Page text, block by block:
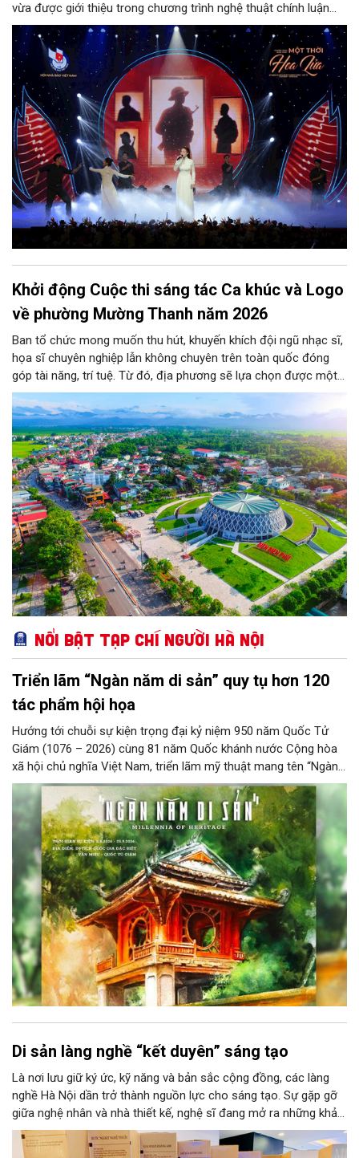
vừa được giới thiệu trong chương trình nghệ thuật chính luận
“Một thời hoa lửa” do Hội Nhà báo Việt Nam phối hợp với các
đơn vị tổ chức tại Hà Nội tối 22/7. Qua chất giọng giàu nội lực
và cảm xúc của Quán quân Sao Mai 2017 Thu Thủy cùng tiếng
cello của nghệ sĩ Thiên Nga, tiếng guitar của nghệ sĩ Thanh
Tùng, ca khúc đã góp phần lan tỏa thông điệp tri ân sâu sắc.
Khởi động Cuộc thi sáng tác Ca khúc và Logo
về phường Mường Thanh năm 2026
Ban tổ chức mong muốn thu hút, khuyến khích đội ngũ nhạc sĩ,
họa sĩ chuyên nghiệp lẫn không chuyên trên toàn quốc đóng
góp tài năng, trí tuệ. Từ đó, địa phương sẽ lựa chọn được một
biểu trưng chính thức cùng những ca khúc tiêu biểu mang tính
khái quát cao, phản ánh chân thực bản sắc độc đáo và dòng
chảy phát triển của phường.
Nổi bật Tạp chí Người Hà Nội
Triển lãm “Ngàn năm di sản” quy tụ hơn 120
tác phẩm hội họa
Hướng tới chuỗi sự kiện trọng đại kỷ niệm 950 năm Quốc Tử
Giám (1076 – 2026) cùng 81 năm Quốc khánh nước Cộng hòa
xã hội chủ nghĩa Việt Nam, triển lãm mỹ thuật mang tên “Ngàn
năm di sản” sẽ chính thức khai mạc vào ngày 8/8 tại Nhà Thái
Học, Di tích Quốc gia đặc biệt Văn Miếu – Quốc Tử Giám. Sự
kiện kéo dài đến ngày 25/9/2026 hứa hẹn trở thành điểm đến
văn hóa đầy sức hút, góp phần làm phong phú đời sống nghệ
thuật của Thủ đô trong mùa thu này.
Di sản làng nghề “kết duyên” sáng tạo
Là nơi lưu giữ ký ức, kỹ năng và bản sắc cộng đồng, các làng
nghề Hà Nội dần trở thành nguồn lực cho sáng tạo. Sự gặp gỡ
giữa nghệ nhân và nhà thiết kế, nghệ sĩ đang mở ra những khả
năng phát triển mới cho thủ công đương đại trên nền tảng di
sản. Từ những cuộc “kết duyên” đầy cảm hứng ấy, Hà Nội đang